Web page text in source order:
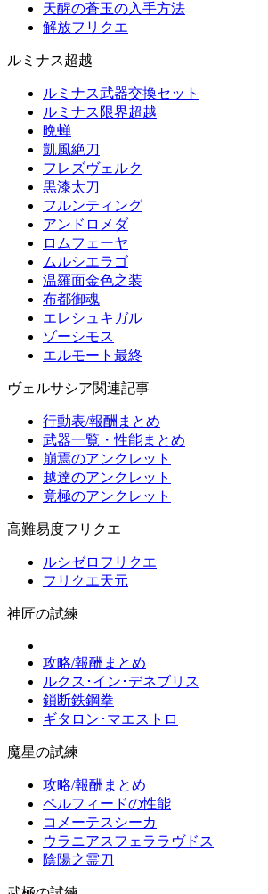
天醒の蒼玉の入手方法
解放フリクエ
ルミナス超越
ルミナス武器交換セット
ルミナス限界超越
晩蝉
凱風絶刀
フレズヴェルク
黒漆太刀
フルンティング
アンドロメダ
ロムフェーヤ
ムルシエラゴ
温羅面金色之装
布都御魂
エレシュキガル
ゾーシモス
エルモート最終
ヴェルサシア関連記事
行動表/報酬まとめ
武器一覧・性能まとめ
崩焉のアンクレット
越達のアンクレット
竟極のアンクレット
高難易度フリクエ
ルシゼロフリクエ
フリクエ天元
神匠の試練
攻略/報酬まとめ
ルクス･イン･デネブリス
鎖断鉄鋼拳
ギタロン･マエストロ
魔星の試練
攻略/報酬まとめ
ペルフィードの性能
コメーテスシーカ
ウラニアスフェララヴドス
陰陽之霊刀